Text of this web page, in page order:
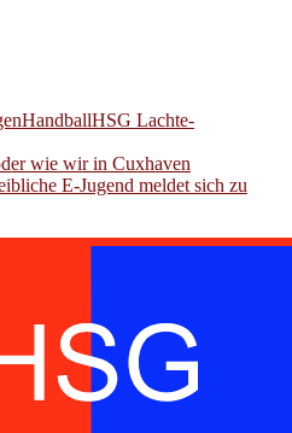
HandballHSG Lachte-
wie wir in Cuxhaven
E-Jugend meldet sich zu